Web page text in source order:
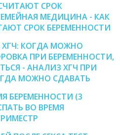
СРОК
МЕДИЦИНА - КАК
СРОК БЕРЕМЕННОСТИ
КОГДА МОЖНО
ПРИ БЕРЕМЕННОСТИ,
- АНАЛИЗ ХГЧ ПРИ
МОЖНО СДАВАТЬ
БЕРЕМЕННОСТИ (3
ВО ВРЕМЯ